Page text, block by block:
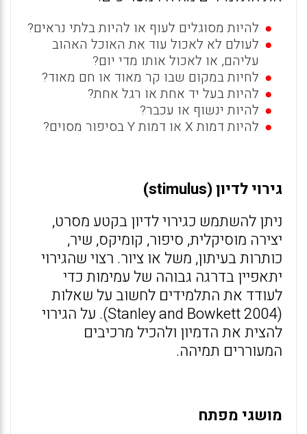
להיות מסוגלים לעוף או להיות בלתי נראים?
לעולם לא לאכול עוד את האוכל האהוב
עליהם, או לאכול אותו מדי יום?
לחיות במקום שבו קר מאוד או חם מאוד?
להיות בעל יד אחת או רגל אחת?
להיות ינשוף או עכבר?
להיות דמות X או דמות Y בסיפור מסוים?
גירוי לדיון (stimulus
)
ניתן להשתמש כגירוי לדיון בקטע מסרט,
יצירה מוסיקלית, סיפור, קומיקס, שיר,
כותרות בעיתון, משל או ציור. רצוי שהגירוי
יתאפיין בדרגה גבוהה של עמימות כדי
לעודד את התלמידים לחשוב על שאלות
(Stanley and Bowkett 2004). על הגירוי
להצית את הדמיון ולהכיל מרכיבים
המעוררים תמיהה.
מושגי מפתח